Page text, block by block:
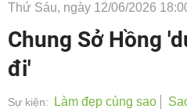
Thứ Sáu, ngày 12/06/2026
Chung Sở Hồng
đi'
Sự kiện: Làm đẹp cùng sao